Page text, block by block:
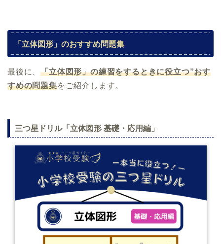
「立体図形」のおすすめ問題集
最後に、「立体図形」の練習をするときに役立つ”おす
すめの問題集をご紹介します。
三つ星ドリル「立体図形 基礎・応用編」